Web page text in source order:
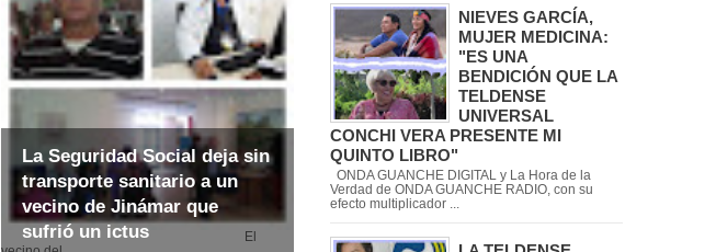
La Seguridad Social deja sin
transporte sanitario a un
vecino de Jinámar que
sufrió un ictus
El
NIEVES GARCÍA,
MUJER MEDICINA:
"ES UNA
BENDICIÓN QUE LA
TELDENSE
UNIVERSAL
CONCHI VERA PRESENTE MI
QUINTO LIBRO"
ONDA GUANCHE DIGITAL y La Hora de la
Verdad de ONDA GUANCHE RADIO, con su
efecto multiplicador ...